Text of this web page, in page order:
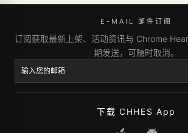
E-MAIL 邮件订阅
订阅获取最新上架、活动资讯与 Chrome
期发送，可随时取消。
下载 CHHES App